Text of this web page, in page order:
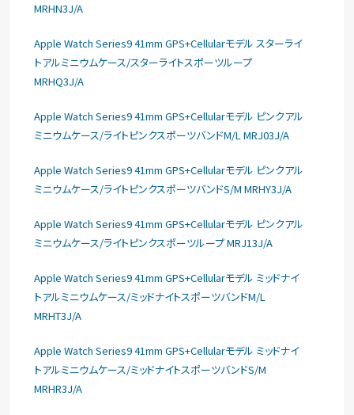
MRHN3J/A
Apple Watch Series9 41mm GPS+Cellularモデル スターライ
トアルミニウムケース/スターライトスポーツループ
MRHQ3J/A
Apple Watch Series9 41mm GPS+Cellularモデル ピンクアル
ミニウムケース/ライトピンクスポーツバンドM/L MRJ03J/A
Apple Watch Series9 41mm GPS+Cellularモデル ピンクアル
ミニウムケース/ライトピンクスポーツバンドS/M MRHY3J/A
Apple Watch Series9 41mm GPS+Cellularモデル ピンクアル
ミニウムケース/ライトピンクスポーツループ MRJ13J/A
Apple Watch Series9 41mm GPS+Cellularモデル ミッドナイ
トアルミニウムケース/ミッドナイトスポーツバンドM/L
MRHT3J/A
Apple Watch Series9 41mm GPS+Cellularモデル ミッドナイ
トアルミニウムケース/ミッドナイトスポーツバンドS/M
MRHR3J/A